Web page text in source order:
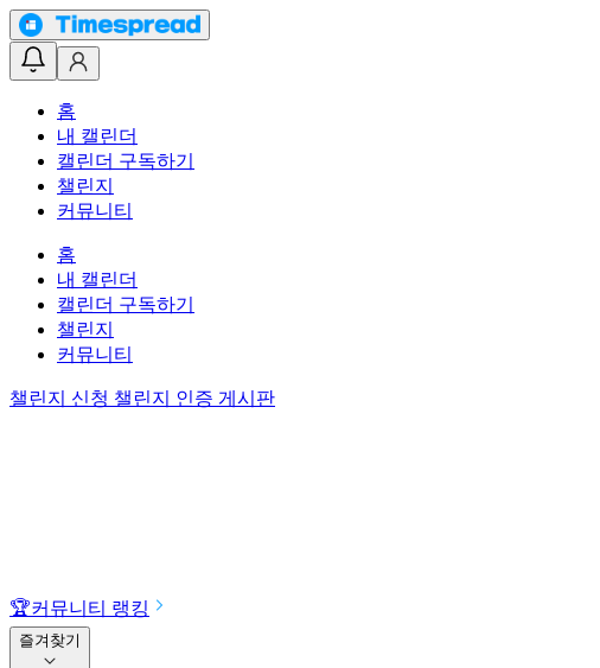
홈
내 캘린더
캘린더 구독하기
챌린지
커뮤니티
홈
내 캘린더
캘린더 구독하기
챌린지
커뮤니티
챌린지 신청 챌린지 인증 게시판
🏆커뮤니티 랭킹
즐겨찾기